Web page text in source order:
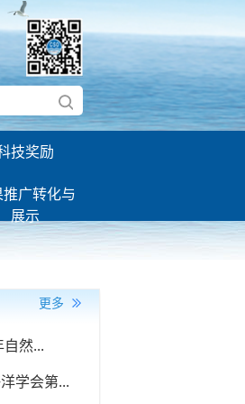
技奖励
推广转化与
展示
更多
然...
学会第...